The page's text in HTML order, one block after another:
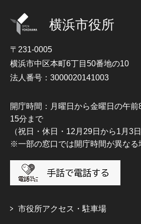
横浜市役所
〒231-0005
横浜市中区本町6丁目50番地の10
法人番号：3000020141003
開庁時間：月曜日から金曜日の午
15分まで
（祝日・休日・12月29日から1月3日
※一部の窓口では開庁時間が異なる
市役所アクセス・駐車場